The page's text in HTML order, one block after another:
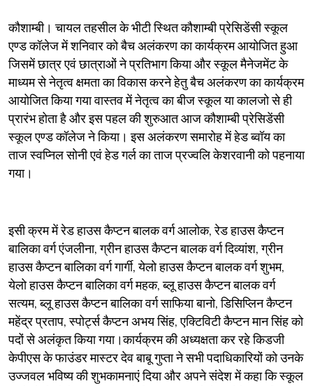
कौशाम्बी। चायल तहसील के भीटी स्थित कौशाम्बी प्रेसिडेंसी स्कूल
एण्ड कॉलेज में शनिवार को बैच अलंकरण का कार्यक्रम आयोजित हुआ
जिसमें छात्र एवं छात्राओं ने प्रतिभाग किया और स्कूल मैनेजमेंट के
माध्यम से नेतृत्व क्षमता का विकास करने हेतु बैच अलंकरण का कार्यक्रम
आयोजित किया गया वास्तव में नेतृत्व का बीज स्कूल या कालजो से ही
प्रारंभ होता है और इस पहल की शुरुआत आज कौशाम्बी प्रेसिडेंसी
स्कूल एण्ड कॉलेज ने किया। इस अलंकरण समारोह में हेड ब्वॉय का
ताज स्वप्निल सोनी एवं हेड गर्ल का ताज प्रज्वलि केशरवानी को पहनाया
गया।
इसी क्रम में रेड हाउस कैप्टन बालक वर्ग आलोक, रेड हाउस कैप्टन
बालिका वर्ग एंजलीना, ग्रीन हाउस कैप्टन बालक वर्ग दिव्यांश, ग्रीन
हाउस कैप्टन बालिका वर्ग गार्गी, येलो हाउस कैप्टन बालक वर्ग शुभम,
येलो हाउस कैप्टन बालिका वर्ग महक, ब्लू हाउस कैप्टन बालक वर्ग
सत्यम, ब्लू हाउस कैप्टन बालिका वर्ग साफिया बानो, डिसिप्लिन कैप्टन
महेंद्र प्रताप, स्पोर्ट्स कैप्टन अभय सिंह, एक्टिविटी कैप्टन मान सिंह को
पदों से अलंकृत किया गया।कार्यक्रम की अध्यक्षता कर रहे किडजी
केपीएस के फाउंडर मास्टर देव बाबू गुप्ता ने सभी पदाधिकारियों को उनके
उज्जवल भविष्य की शुभकामनाएं दिया और अपने संदेश में कहा कि स्कूल